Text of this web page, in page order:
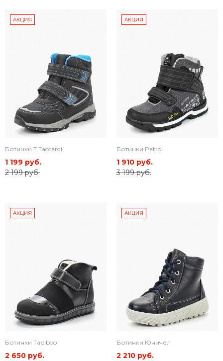
АКЦИЯ
Ботинки T.Taccardi
1 199 руб.
2 199 руб.
АКЦИЯ
Ботинки Patrol
1 910 руб.
3 199 руб.
АКЦИЯ
Ботинки Tapiboo
2 650 руб.
АКЦИЯ
Ботинки Юничел
2 210 руб.